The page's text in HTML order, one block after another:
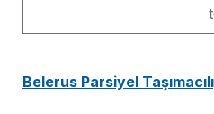
Belerus Parsiyel